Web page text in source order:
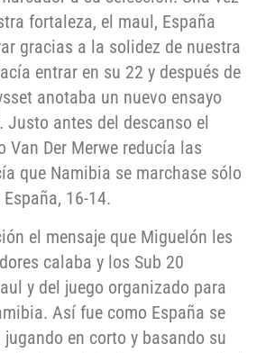
fortaleza, el maul, España
gracias a la solidez de nuestra
entrar en su 22 y después de
anotaba un nuevo ensayo
Justo antes del descanso el
Van Der Merwe reducía las
que Namibia se marchase sólo
16-14.
el mensaje que Miguelón les
calaba y los Sub 20
y del juego organizado para
Así fue como España se
en corto y basando su